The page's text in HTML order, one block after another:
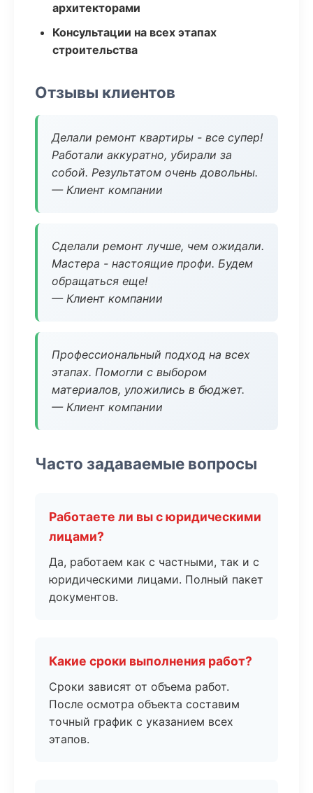
архитекторами
Консультации на всех этапах
строительства
Отзывы клиентов
Делали ремонт квартиры - все супер!
Работали аккуратно, убирали за
собой. Результатом очень довольны.
— Клиент компании
Сделали ремонт лучше, чем ожидали.
Мастера - настоящие профи. Будем
обращаться еще!
— Клиент компании
Профессиональный подход на всех
этапах. Помогли с выбором
материалов, уложились в бюджет.
— Клиент компании
Часто задаваемые вопросы
Работаете ли вы с юридическими
лицами?
Да, работаем как с частными, так и с
юридическими лицами. Полный пакет
документов.
Какие сроки выполнения работ?
Сроки зависят от объема работ.
После осмотра объекта составим
точный график с указанием всех
этапов.